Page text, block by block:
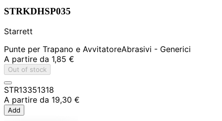
STRKDHSP035
Starrett
Punte per Trapano e AvvitatoreAbrasivi - Generici
A partire da 1,85 €
Out of stock
STR13351318
A partire da 19,30 €
Add